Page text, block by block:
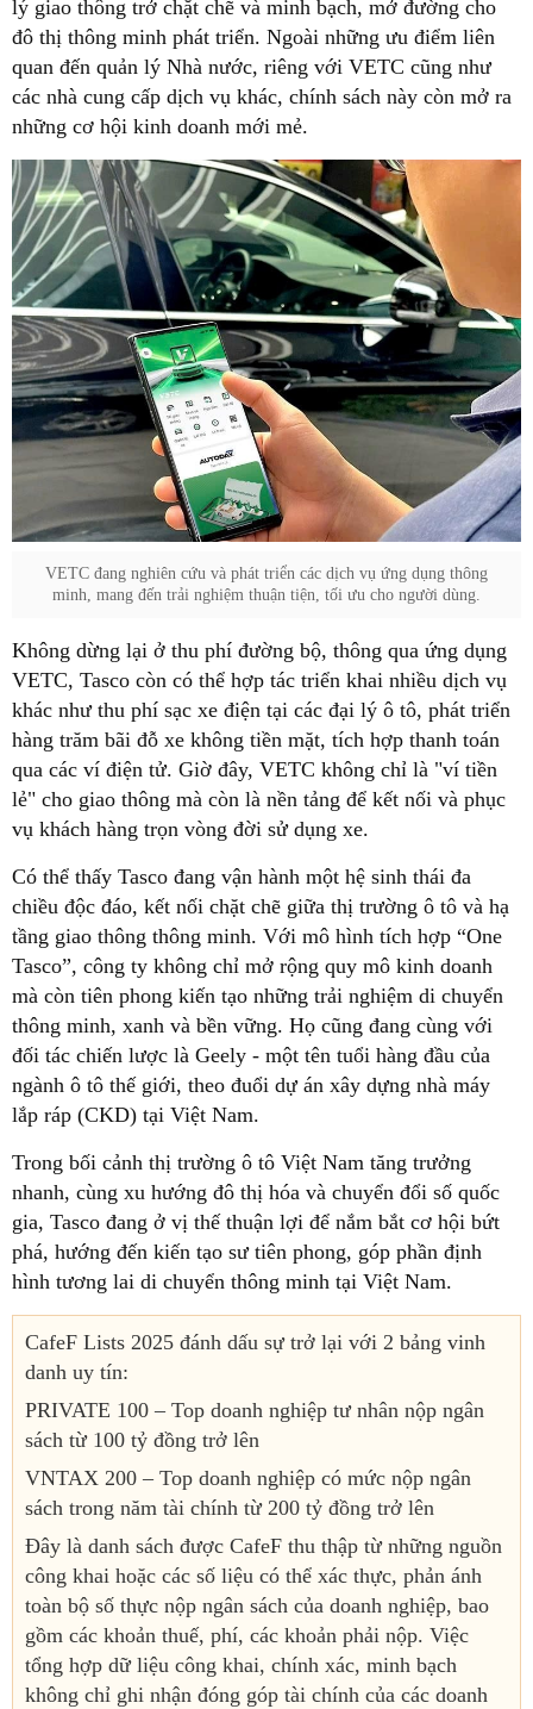
lý giao thông trở chặt chẽ và minh bạch, mở đường cho
đô thị thông minh phát triển. Ngoài những ưu điểm liên
quan đến quản lý Nhà nước, riêng với VETC cũng như
các nhà cung cấp dịch vụ khác, chính sách này còn mở ra
những cơ hội kinh doanh mới mẻ.
VETC đang nghiên cứu và phát triển các dịch vụ ứng dụng thông
minh, mang đến trải nghiệm thuận tiện, tối ưu cho người dùng.
Không dừng lại ở thu phí đường bộ, thông qua ứng dụng
VETC, Tasco còn có thể hợp tác triển khai nhiều dịch vụ
khác như thu phí sạc xe điện tại các đại lý ô tô, phát triển
hàng trăm bãi đỗ xe không tiền mặt, tích hợp thanh toán
qua các ví điện tử. Giờ đây, VETC không chỉ là "ví tiền
lẻ" cho giao thông mà còn là nền tảng để kết nối và phục
vụ khách hàng trọn vòng đời sử dụng xe.
Có thể thấy Tasco đang vận hành một hệ sinh thái đa
chiều độc đáo, kết nối chặt chẽ giữa thị trường ô tô và hạ
tầng giao thông thông minh. Với mô hình tích hợp “One
Tasco”, công ty không chỉ mở rộng quy mô kinh doanh
mà còn tiên phong kiến tạo những trải nghiệm di chuyển
thông minh, xanh và bền vững. Họ cũng đang cùng với
đối tác chiến lược là Geely - một tên tuổi hàng đầu của
ngành ô tô thế giới, theo đuổi dự án xây dựng nhà máy
lắp ráp (CKD) tại Việt Nam.
Trong bối cảnh thị trường ô tô Việt Nam tăng trưởng
nhanh, cùng xu hướng đô thị hóa và chuyển đổi số quốc
gia, Tasco đang ở vị thế thuận lợi để nắm bắt cơ hội bứt
phá, hướng đến kiến tạo sư tiên phong, góp phần định
hình tương lai di chuyển thông minh tại Việt Nam.
CafeF Lists 2025 đánh dấu sự trở lại với 2 bảng vinh
danh uy tín:
PRIVATE 100 – Top doanh nghiệp tư nhân nộp ngân
sách từ 100 tỷ đồng trở lên
VNTAX 200 – Top doanh nghiệp có mức nộp ngân
sách trong năm tài chính từ 200 tỷ đồng trở lên
Đây là danh sách được CafeF thu thập từ những nguồn
công khai hoặc các số liệu có thể xác thực, phản ánh
toàn bộ số thực nộp ngân sách của doanh nghiệp, bao
gồm các khoản thuế, phí, các khoản phải nộp. Việc
tổng hợp dữ liệu công khai, chính xác, minh bạch
không chỉ ghi nhận đóng góp tài chính của các doanh